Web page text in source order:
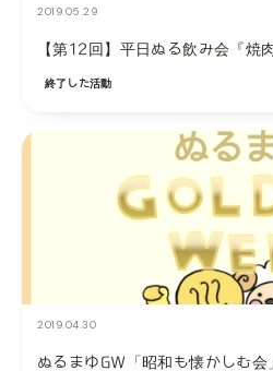
2019.05.29
【第12回】平日ぬる飲み会『焼
終了した活動
2019.04.30
ぬるまゆGW「昭和も懐かしむ